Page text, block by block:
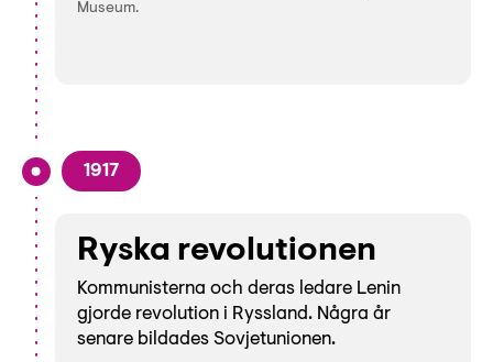
Museum.
1917
Ryska revolutionen
Kommunisterna och deras ledare Lenin
gjorde revolution i Ryssland. Några år
senare bildades Sovjetunionen.